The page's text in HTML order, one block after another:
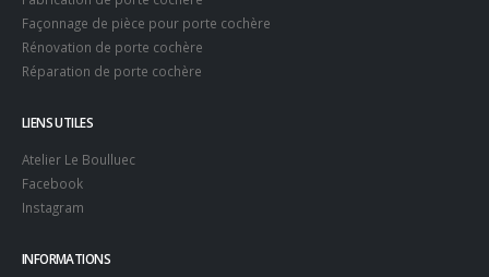
Façonnage de pièce pour porte cochère
Rénovation de porte cochère
Réparation de porte cochère
LIENS UTILES
Atelier Le Boulluec
Facebook
Instagram
INFORMATIONS